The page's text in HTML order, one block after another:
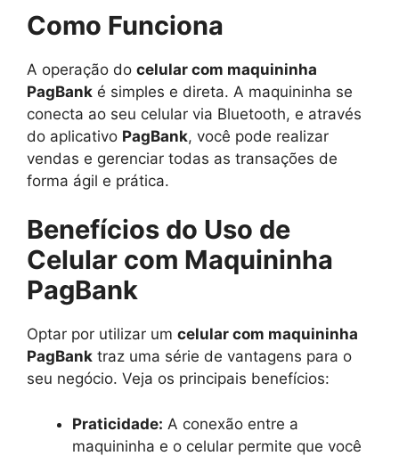
Como Funciona
A operação do celular com maquininha
PagBank é simples e direta. A maquininha se
conecta ao seu celular via Bluetooth, e através
do aplicativo PagBank, você pode realizar
vendas e gerenciar todas as transações de
forma ágil e prática.
Benefícios do Uso de
Celular com Maquininha
PagBank
Optar por utilizar um celular com maquininha
PagBank traz uma série de vantagens para o
seu negócio. Veja os principais benefícios:
Praticidade: A conexão entre a
maquininha e o celular permite que você